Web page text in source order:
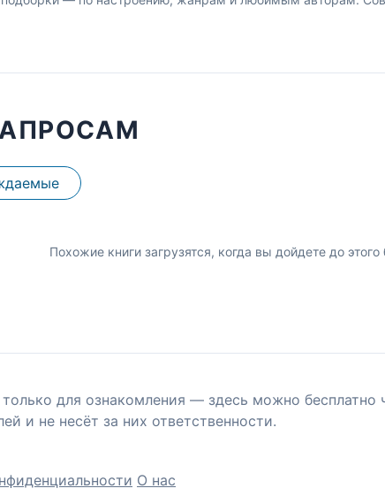
Похожие книги загрузятся, когда вы дойдете до этого
для ознакомления — здесь можно бесплатно
и не несёт за них ответственности.
О нас